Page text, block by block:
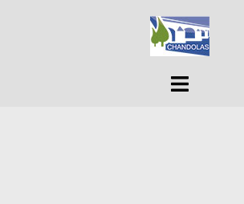
Ouvrir/fermer